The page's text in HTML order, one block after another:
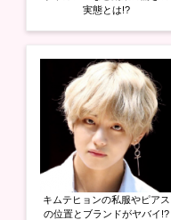
実態とは!?
キムテヒョンの私服やピアス
の位置とブランドがヤバイ!?